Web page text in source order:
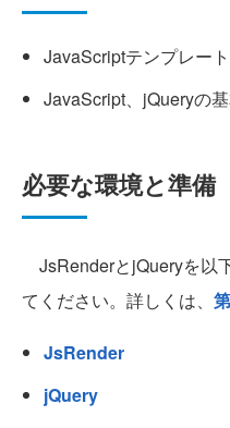
JavaScriptテンプレー
JavaScript、jQueryの
必要な環境と準備
JsRenderとjQueryを以
てください。詳しくは、
JsRender
jQuery